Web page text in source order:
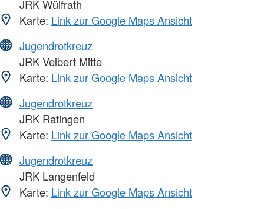
JRK Wülfrath
Karte: Link zur Google Maps Ansicht
Jugendrotkreuz
JRK Velbert Mitte
Karte: Link zur Google Maps Ansicht
Jugendrotkreuz
JRK Ratingen
Karte: Link zur Google Maps Ansicht
Jugendrotkreuz
JRK Langenfeld
Karte: Link zur Google Maps Ansicht